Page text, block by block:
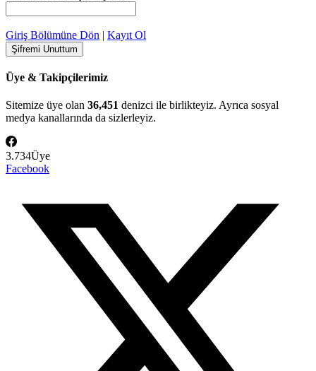
Giriş Bölümüne Dön | Kayıt Ol
Üye & Takipçilerimiz
Sitemize üye olan 36,451 denizci ile birlikteyiz. Ayrıca sosyal
medya kanallarında da sizlerleyiz.
3.734Üye
Facebook